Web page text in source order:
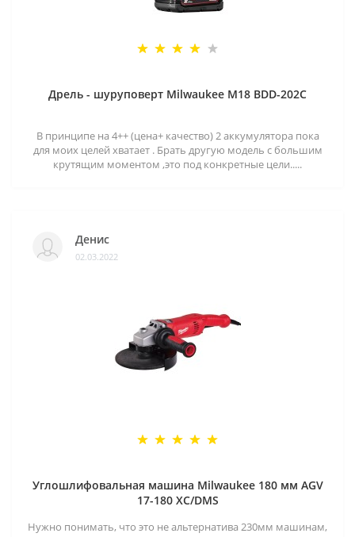
Дрель - шуруповерт Milwaukee M18 BDD-202C
В принципе на 4++ (цена+ качество) 2 аккумулятора пока
для моих целей хватает . Брать другую модель с большим
крутящим моментом ,это под конкретные цели.....
Денис
02.03.2022
Углошлифовальная машина Milwaukee 180 мм AGV
17-180 XC/DMS
Нужно понимать, что это не альтернатива 230мм машинам,